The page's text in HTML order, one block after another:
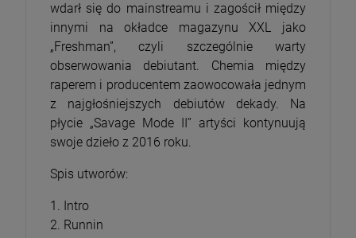
wdarł się do mainstreamu i zagościł między
innymi na okładce magazynu XXL jako
„Freshman”, czyli szczególnie warty
obserwowania debiutant. Chemia między
raperem i producentem zaowocowała jednym
z najgłośniejszych debiutów dekady. Na
płycie „Savage Mode II” artyści kontynuują
swoje dzieło z 2016 roku.
Spis utworów:
1. Intro
2. Runnin